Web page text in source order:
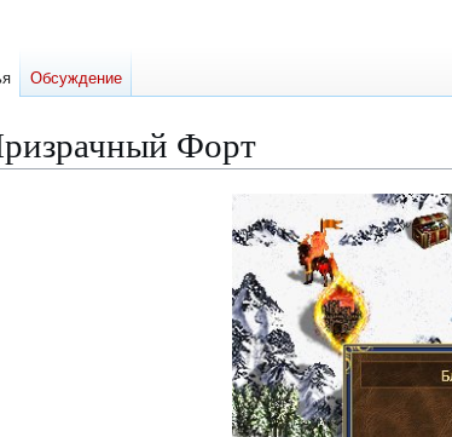
Форт
Обсуждение